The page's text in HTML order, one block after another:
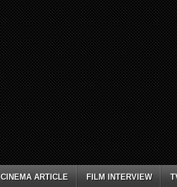
CINEMA ARTICLE FILM INTERVIEW